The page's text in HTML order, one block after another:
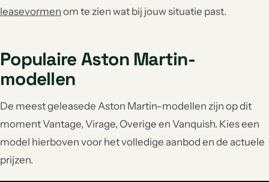
leasevormen om te zien wat bij jouw situatie past.
Populaire Aston Martin-
modellen
De meest geleasede Aston Martin-modellen zijn op dit
moment Vantage, Virage, Overige en Vanquish. Kies een
model hierboven voor het volledige aanbod en de actuele
prijzen.